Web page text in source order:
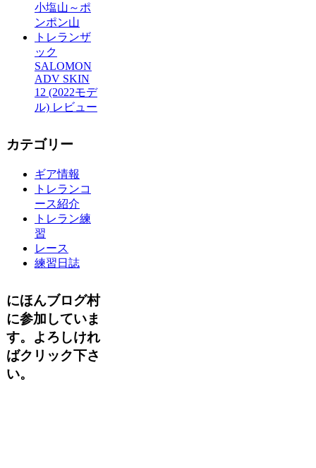
小塩山～ポ
ンポン山
トレランザ
ック
SALOMON
ADV SKIN
12 (2022モデ
ル) レビュー
カテゴリー
ギア情報
トレランコ
ース紹介
トレラン練
習
レース
練習日誌
にほんブログ村
に参加していま
す。よろしけれ
ばクリック下さ
い。